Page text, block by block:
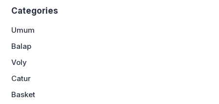
Categories
Umum
Balap
Voly
Catur
Basket